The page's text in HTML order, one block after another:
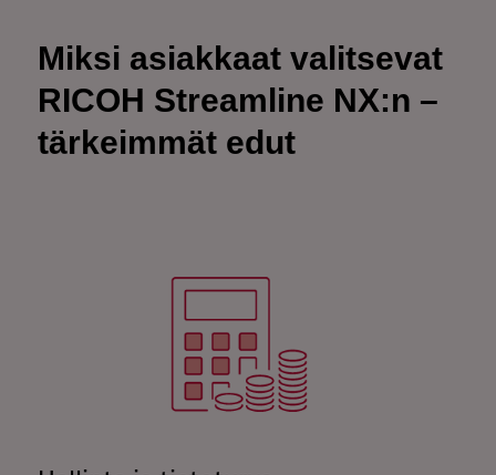
Miksi asiakkaat valitsevat
RICOH Streamline NX:n –
tärkeimmät edut